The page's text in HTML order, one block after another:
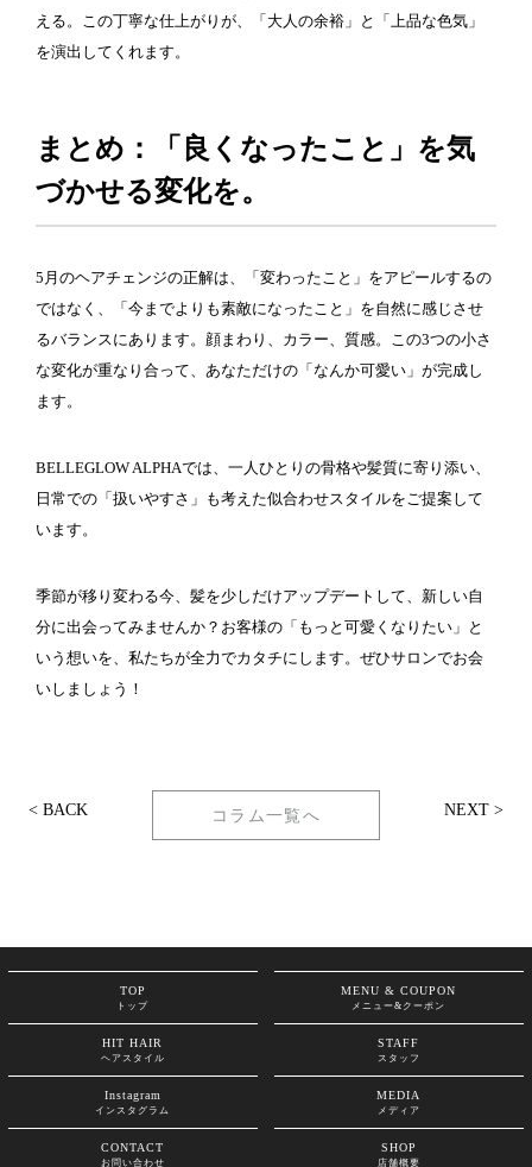
える。この丁寧な仕上がりが、「大人の余裕」と「上品な色気」
を演出してくれます。
まとめ：「良くなったこと」を気
づかせる変化を。
5月のヘアチェンジの正解は、「変わったこと」をアピールするの
ではなく、「今までよりも素敵になったこと」を自然に感じさせ
るバランスにあります。顔まわり、カラー、質感。この3つの小さ
な変化が重なり合って、あなただけの「なんか可愛い」が完成し
ます。
BELLEGLOW ALPHAでは、一人ひとりの骨格や髪質に寄り添い、
日常での「扱いやすさ」も考えた似合わせスタイルをご提案して
います。
季節が移り変わる今、髪を少しだけアップデートして、新しい自
分に出会ってみませんか？お客様の「もっと可愛くなりたい」と
いう想いを、私たちが全力でカタチにします。ぜひサロンでお会
いしましょう！
< BACK コラム一覧へ NEXT >
TOP
トップ
MENU & COUPON
メニュー&クーポン
HIT HAIR
ヘアスタイル
STAFF
スタッフ
Instagram
インスタグラム
MEDIA
メディア
CONTACT
お問い合わせ
SHOP
店舗概要